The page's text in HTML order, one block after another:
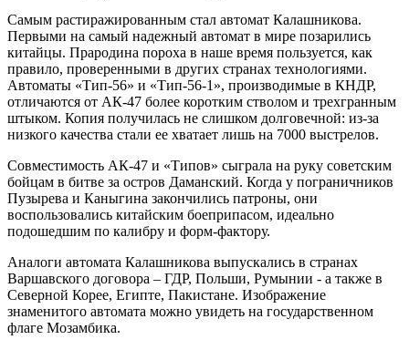
Самым растиражированным стал автомат Калашникова.
Первыми на самый надежный автомат в мире позарились
китайцы. Прародина пороха в наше время пользуется, как
правило, проверенными в других странах технологиями.
Автоматы «Тип-56» и «Тип-56-1», производимые в КНДР,
отличаются от АК-47 более коротким стволом и трехгранным
штыком. Копия получилась не слишком долговечной: из-за
низкого качества стали ее хватает лишь на 7000 выстрелов.
Совместимость АК-47 и «Типов» сыграла на руку советским
бойцам в битве за остров Даманский. Когда у пограничников
Пузырева и Каныгина закончились патроны, они
воспользовались китайским боеприпасом, идеально
подошедшим по калибру и форм-фактору.
Аналоги автомата Калашникова выпускались в странах
Варшавского договора – ГДР, Польши, Румынии - а также в
Северной Корее, Египте, Пакистане. Изображение
знаменитого автомата можно увидеть на государственном
флаге Мозамбика.